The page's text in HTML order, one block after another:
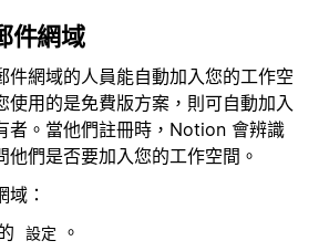
件網域
件網域的人員能自動加入您的工作空
使用的是免費版方案，則可自動加入
者。當他們註冊時，Notion 會辨識
他們是否要加入您的工作空間。
域：
設定
。